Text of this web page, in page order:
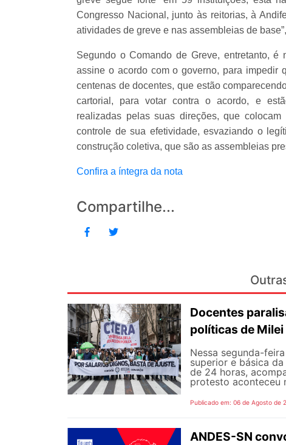
Congresso Nacional, junto às reitorias, à
atividades de greve e nas assembleias de
Segundo o Comando de Greve, entretanto,
assine o acordo com o governo, para impedir
centenas de docentes, que estão
cartorial, para votar contra o acordo, e
realizadas pelas suas direções, que
controle de sua efetividade, esvaziando o
construção coletiva, que são as assembleias
Confira a íntegra da nota
Compartilhe...
Docentes
políticas de
Nessa segunda-
superior e básica
de 24 horas,
protesto aconteceu
Publicado em: 06 de Agosto de
ANDES-SN